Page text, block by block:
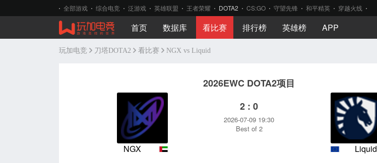
全部游戏 综合电竞 泛游戏 英雄联盟 王者荣耀 DOTA2 CS:GO 守望先锋 和平精英 穿越火线
首页 数据库 看比赛 排行榜 英雄榜 APP
玩加电竞 刀塔DOTA2 看比赛 NGX vs Liquid
2026EWC DOTA2项目
NGX
2 : 0
2026-07-09 19:30
Best of 2
Liquid